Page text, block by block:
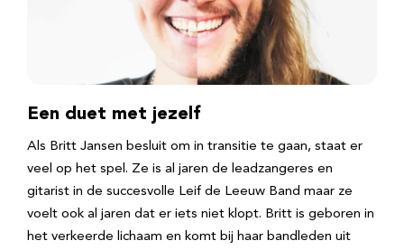
Een duet met jezelf
Als Britt Jansen besluit om in transitie te gaan, staat er
veel op het spel. Ze is al jaren de leadzangeres en
gitarist in de succesvolle Leif de Leeuw Band maar ze
voelt ook al jaren dat er iets niet klopt. Britt is geboren in
het verkeerde lichaam en komt bij haar bandleden uit